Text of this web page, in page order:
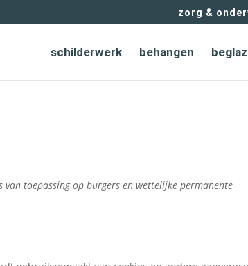
zorg &
schilderwerk behangen
toepassing op burgers en wettelijke permanente